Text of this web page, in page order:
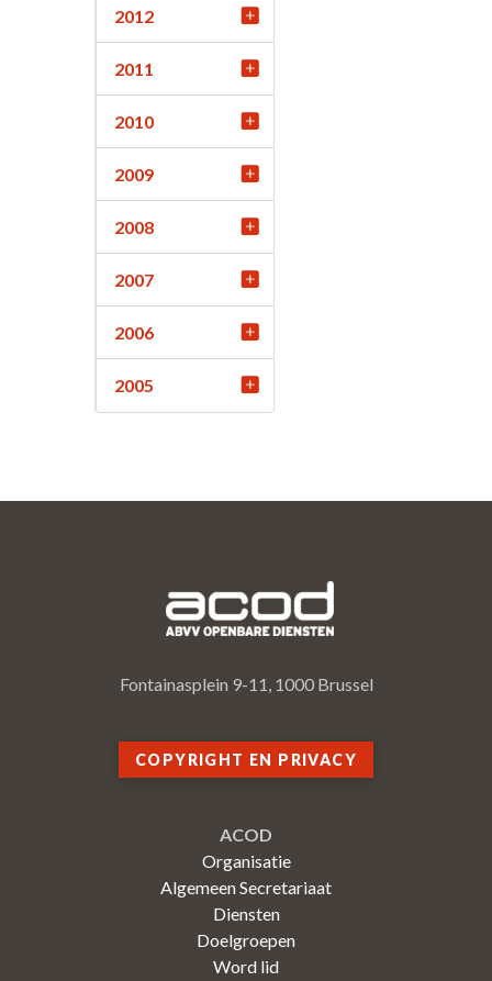
2012
2011
2010
2009
2008
2007
2006
2005
Fontainasplein 9-11, 1000 Brussel
COPYRIGHT EN PRIVACY
ACOD
Organisatie
Algemeen Secretariaat
Diensten
Doelgroepen
Word lid